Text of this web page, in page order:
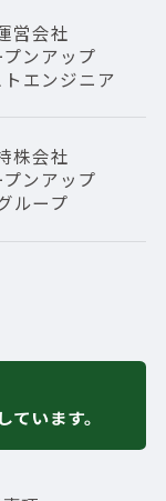
営会社
プンアップ
エンジニア
株会社
プンアップ
ループ